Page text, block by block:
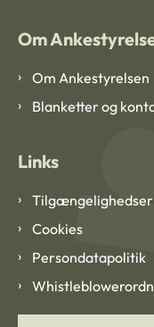
Om
Om Ankestyrelsen
Blanketter og
Links
Cookies
Persondatapolitik